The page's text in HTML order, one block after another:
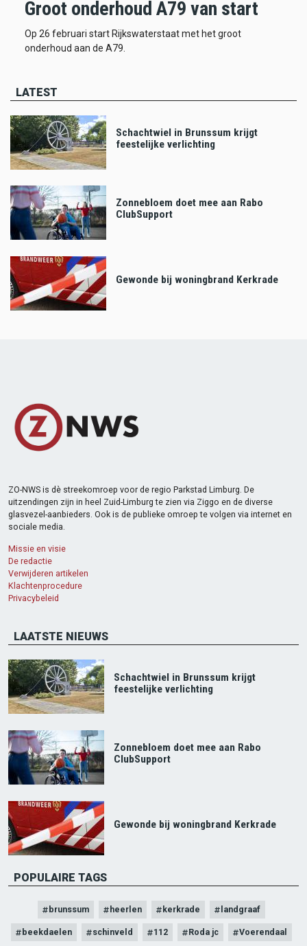
Groot onderhoud A79 van start
Op 26 februari start Rijkswaterstaat met het groot
onderhoud aan de A79.
LATEST
Schachtwiel in Brunssum krijgt
feestelijke verlichting
Zonnebloem doet mee aan Rabo
ClubSupport
Gewonde bij woningbrand Kerkrade
ZO-NWS is dè streekomroep voor de regio Parkstad Limburg. De
uitzendingen zijn in heel Zuid-Limburg te zien via Ziggo en de diverse
glasvezel-aanbieders. Ook is de publieke omroep te volgen via internet en
sociale media.
Missie en visie
De redactie
Verwijderen artikelen
Klachtenprocedure
Privacybeleid
LAATSTE NIEUWS
Schachtwiel in Brunssum krijgt
feestelijke verlichting
Zonnebloem doet mee aan Rabo
ClubSupport
Gewonde bij woningbrand Kerkrade
POPULAIRE TAGS
brunssum heerlen kerkrade landgraaf
beekdaelen schinveld 112 Roda jc Voerendaal